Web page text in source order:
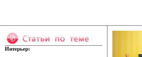
Интерьер: